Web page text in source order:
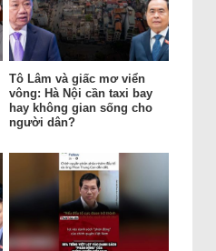
Tô Lâm và giấc mơ viển
vông: Hà Nội cần taxi bay
hay không gian sống cho
người dân?